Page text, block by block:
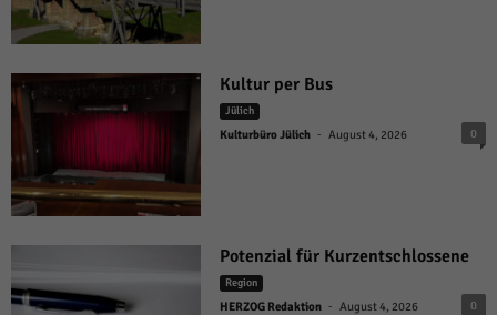
Kultur per Bus
Jülich
Kulturbüro Jülich - August 4, 2026 0
Potenzial für Kurzentschlossene
Region
HERZOG Redaktion - August 4, 2026 0